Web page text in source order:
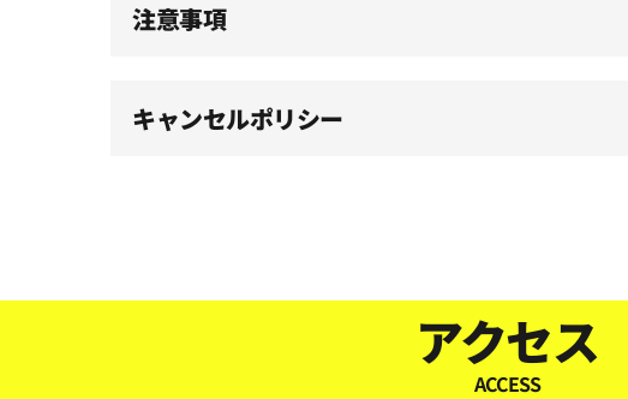
16:30
注意事項
キャンセルポリシー
アクセス
ACCESS